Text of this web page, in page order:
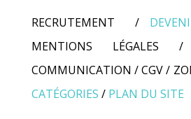
RECRUTEMENT /
MENTIONS LÉGALES
COMMUNICATION /CGV/
CATÉGORIES / PLAN DU SITE